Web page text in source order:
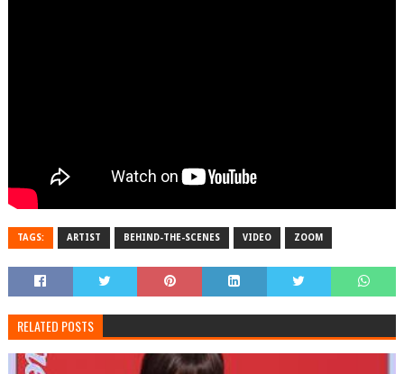
TAGS: ARTIST BEHIND-THE-SCENES VIDEO ZOOM
RELATED POSTS